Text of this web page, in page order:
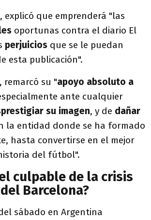
explicó que emprenderá "las
oportunas contra el diario El
perjuicios que se le puedan
esta publicación".
remarcó su "apoyo absoluto a
ante cualquier
su imagen, y de dañar
la entidad donde se ha formado
hasta convertirse en el mejor
del fútbol".
culpable de la crisis
Barcelona?
sábado en Argentina